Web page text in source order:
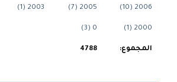
2006 (10)
2005 (7)
2003 (1)
2000 (1)
0 (3)
المجموع: 4788